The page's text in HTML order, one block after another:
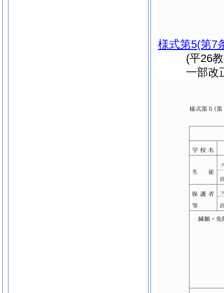
様式第5(第7
(平26
一部改